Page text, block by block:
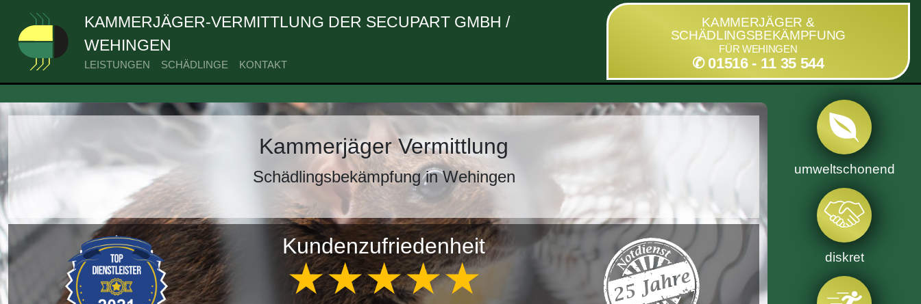
KAMMERJÄGER-VERMITTLUNG DER SECUPART GMBH /
WEHINGEN
LEISTUNGEN SCHÄDLINGE KONTAKT
KAMMERJÄGER &
SCHÄDLINGSBEKÄMPFUNG
FÜR WEHINGEN
✆ 01516 - 11 35 544
Kammerjäger Vermittlung
Schädlingsbekämpfung in Wehingen
Kundenzufriedenheit
★★★★★
umweltschonend
diskret